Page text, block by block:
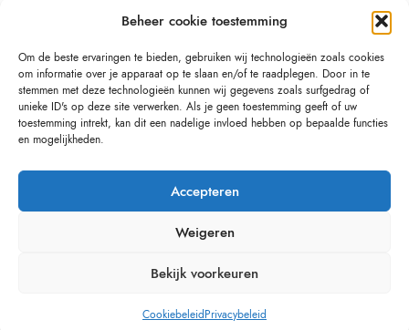
Beheer cookie toestemming
Om de beste ervaringen te bieden, gebruiken wij technologieën zoals cookies
om informatie over je apparaat op te slaan en/of te raadplegen. Door in te
stemmen met deze technologieën kunnen wij gegevens zoals surfgedrag of
unieke ID's op deze site verwerken. Als je geen toestemming geeft of uw
toestemming intrekt, kan dit een nadelige invloed hebben op bepaalde functies
en mogelijkheden.
Accepteren
Weigeren
Bekijk voorkeuren
CookiebeleidPrivacybeleid
Afgemonteerd laten bezorgen
Drop-shipping
Link building